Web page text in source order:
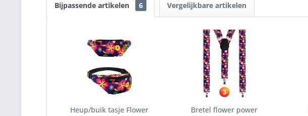
Bijpassende artikelen 6 Vergelijkbare artikelen
Heup/buik tasje Flower
Bretel flower power